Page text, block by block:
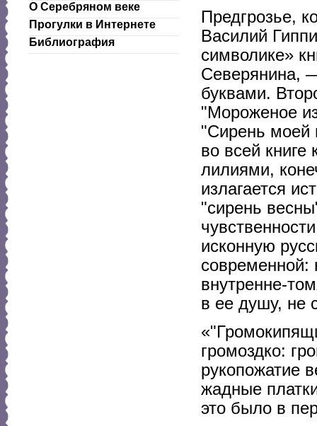
О Серебряном веке
Прогулки в Интернете
Библиография
Предгрозье,
Василий
символике»
Северянина,
буквами.
"Мороженое
"Сирень моей
во всей
лилиями,
излагается
"сирень
исконную
современной:
внутренне-
в ее душу, не
громоздко:
рукопожатие
жадные
это было в